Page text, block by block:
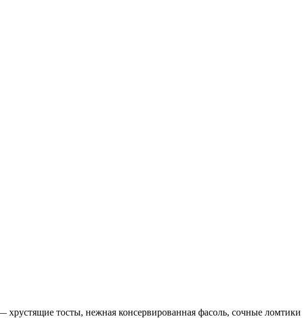
тосты, нежная консервированная фасоль, сочные ломтики